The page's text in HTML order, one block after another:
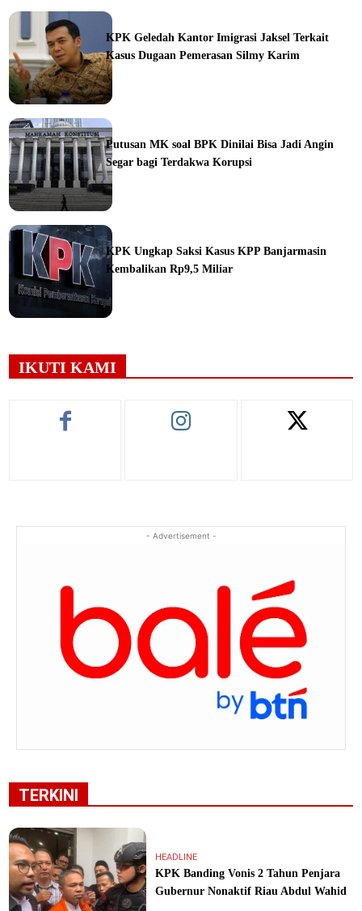
KPK Geledah Kantor Imigrasi Jaksel Terkait
Kasus Dugaan Pemerasan Silmy Karim
Putusan MK soal BPK Dinilai Bisa Jadi Angin
Segar bagi Terdakwa Korupsi
KPK Ungkap Saksi Kasus KPP Banjarmasin
Kembalikan Rp9,5 Miliar
IKUTI KAMI
- Advertisement -
TERKINI
HEADLINE
KPK Banding Vonis 2 Tahun Penjara
Gubernur Nonaktif Riau Abdul Wahid